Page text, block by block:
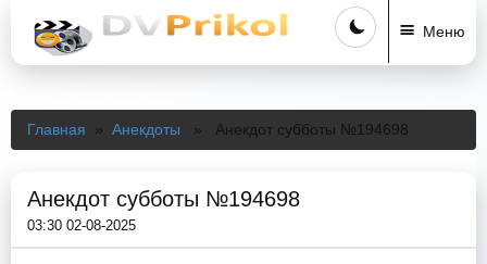
Меню
Главная » Анекдоты » Анекдот субботы №194698
Анекдот субботы №194698
03:30 02-08-2025